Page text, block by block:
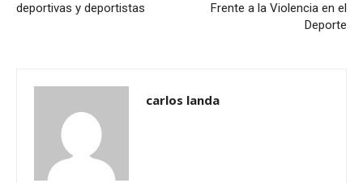
deportivas y deportistas
Frente a la Violencia en el
Deporte
carlos landa